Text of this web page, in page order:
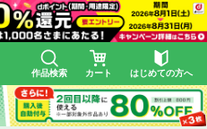
作品検索 カート はじめての方へ